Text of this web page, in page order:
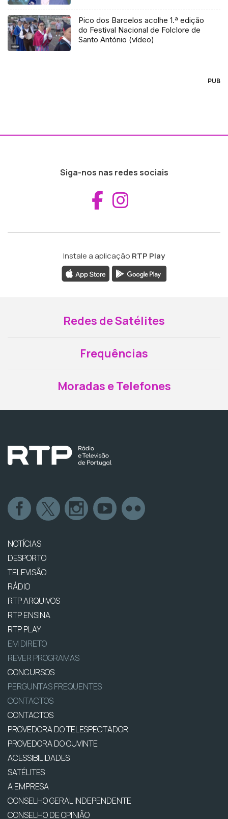
Pico dos Barcelos acolhe 1.ª edição
do Festival Nacional de Folclore de
Santo António (vídeo)
PUB
Siga-nos nas redes sociais
Aceder ao
Instale a aplicação RTP Play
Redes de Satélites
Frequências
Moradas e Telefones
NOTÍCIAS
DESPORTO
TELEVISÃO
RÁDIO
RTP ARQUIVOS
RTP ENSINA
RTP PLAY
EM DIRETO
REVER PROGRAMAS
CONCURSOS
PERGUNTAS FREQUENTES
CONTACTOS
CONTACTOS
PROVEDORA DO TELESPECTADOR
PROVEDORA DO OUVINTE
ACESSIBILIDADES
SATÉLITES
A EMPRESA
CONSELHO GERAL INDEPENDENTE
CONSELHO DE OPINIÃO